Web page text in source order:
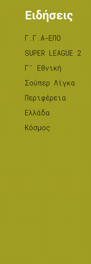
Ειδήσεις
Γ.Γ.Α-ΕΠΟ
SUPER LEAGUE 2
Γ’ Εθνική
Σούπερ Λίγκα
Περιφέρεια
Ελλάδα
Κόσμος